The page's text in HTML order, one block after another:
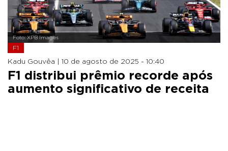
Foto: XPB Images
F1
Kadu Gouvêa | 10 de agosto de 2025 - 10:40
F1 distribui prêmio recorde após
aumento significativo de receita